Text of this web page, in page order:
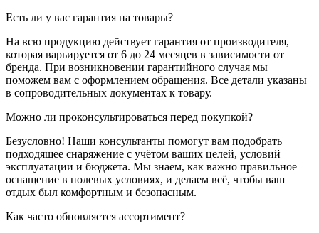
Есть ли у вас гарантия на товары?
На всю продукцию действует гарантия от производителя,
которая варьируется от 6 до 24 месяцев в зависимости от
бренда. При возникновении гарантийного случая мы
поможем вам с оформлением обращения. Все детали указаны
в сопроводительных документах к товару.
Можно ли проконсультироваться перед покупкой?
Безусловно! Наши консультанты помогут вам подобрать
подходящее снаряжение с учётом ваших целей, условий
эксплуатации и бюджета. Мы знаем, как важно правильное
оснащение в полевых условиях, и делаем всё, чтобы ваш
отдых был комфортным и безопасным.
Как часто обновляется ассортимент?